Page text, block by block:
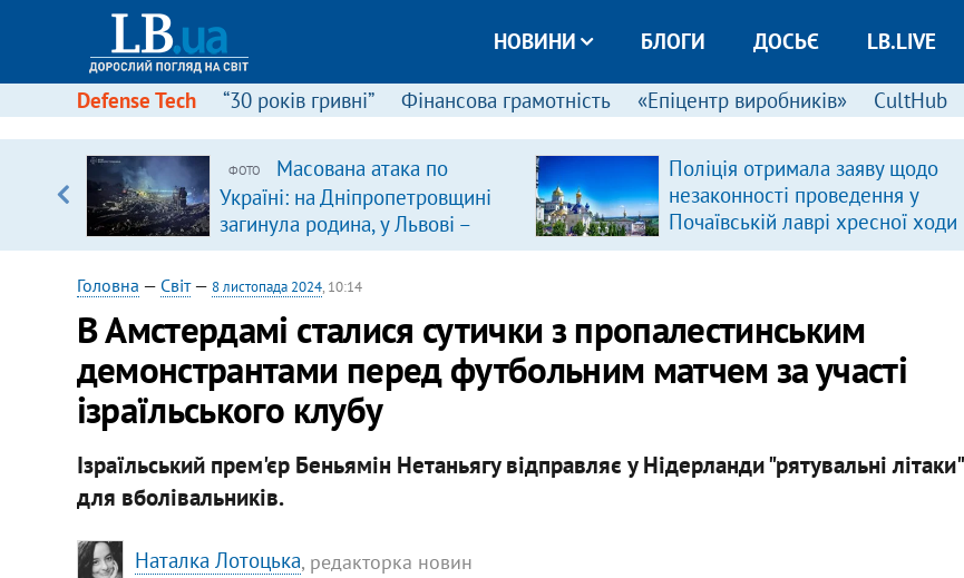
НОВИНИ БЛОГИ ДОСЬЄ LB.LIVE
Defense Tech “30 років гривні” Фінансова грамотність «Епіцентр виробників» CultHub
ФОТО
Масована атака по
Україні: на Дніпропетровщині
загинула родина, у Львові –
удар по багатоповерхівках
(доповнюється)
Поліція отримала заяву щодо
незаконності проведення у
Почаївській лаврі хресної ходи
Головна — Світ— 8 листопада 2024, 10:14
В Амстердамі сталися сутички з пропалестинським
демонстрантами перед футбольним матчем за участі
ізраїльського клубу
Ізраїльський прем'єр Беньямін Нетаньягу відправляє у Нідерланди "рятувальні літаки"
для вболівальників.
Наталка Лотоцька, редакторка новин